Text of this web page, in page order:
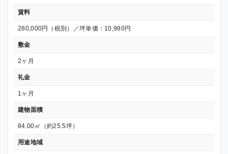
賃料
280,000円（税別）／坪単価：10,980円
敷金
2ヶ月
礼金
1ヶ月
建物面積
84.00㎡（約25.5坪）
用途地域